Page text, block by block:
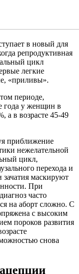
в новый для
репродуктивная
цикл
легкие
«приливы».
периоде,
года у женщин в
а в возрасте 45-49
приближение
нежелательной
цикл,
перехода и
зачатия маскируют
При
часто
на аборт сложно. С
с высоким
пороков развития
снова